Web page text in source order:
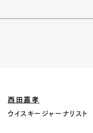
西田嘉孝
ウイスキージャーナリスト